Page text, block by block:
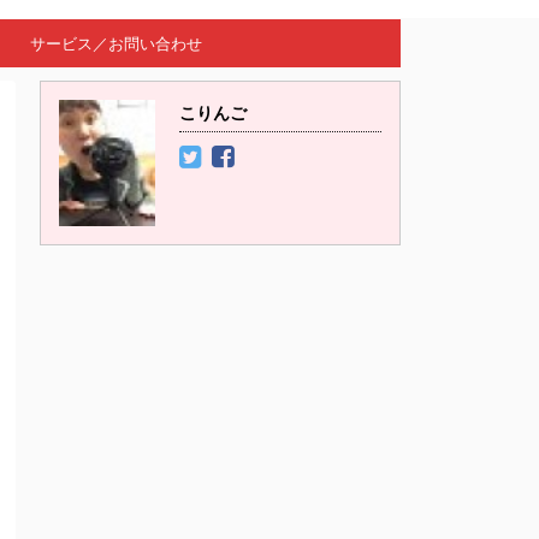
サービス／お問い合わせ
こりんご